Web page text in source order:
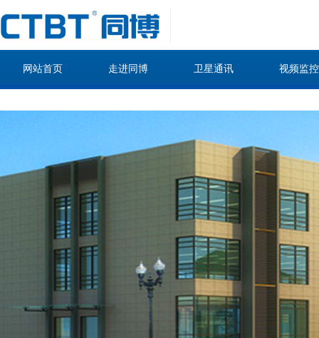
网站首页 走进同博 卫星通讯 视频监控